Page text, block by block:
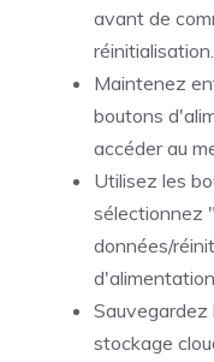
avant de
réinitialisation.
Maintenez
boutons
accéder au
Utilisez les
sélectionnez
données/
Sauvegardez
stockage